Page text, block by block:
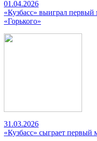
01.04.2026
«Кузбасс» выиграл
«Горького»
31.03.2026
«Кузбасс» сыграет первый